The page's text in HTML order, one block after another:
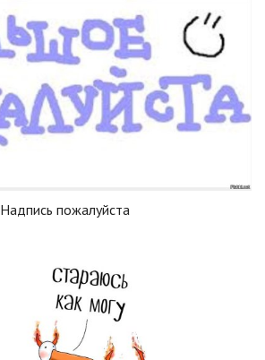
Надпись пожалуйста